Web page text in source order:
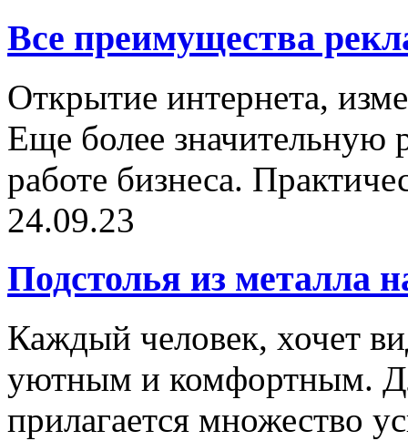
Все преимущества
Открытие интернета,
Еще более значительную
работе бизнеса.
24.09.23
Подстолья из металла
Каждый человек, хочет
уютным и комфортным.
прилагается множество